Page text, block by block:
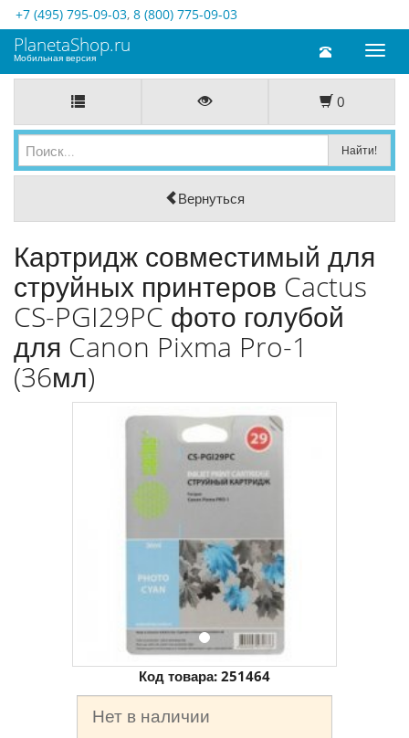
+7 (495) 795-09-03, 8 (800) 775-09-03
Toggle
PlanetaShop.ru
Мобильная версия
0
Вернуться
Картридж совместимый для
струйных принтеров Cactus
CS-PGI29PC фото голубой
для Canon Pixma Pro-1
(36мл)
Код товара: 251464
Нет в наличии